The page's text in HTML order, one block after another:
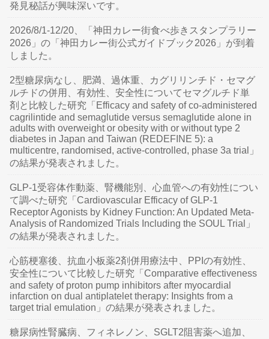
発見秘話が興味深いです。
2026/8/1-12/20、「神田カレー街食べ歩きスタンプラリー
2026」の「神田カレー街公式ガイドブック2026」が到着
しました。
2型糖尿病なし、肥満、過体重、カグリリンチド・セマグ
ルチドの併用、有効性、安全性についてセマグルチド単
剤と比較した研究「Efficacy and safety of co-administered
cagrilintide and semaglutide versus semaglutide alone in
adults with overweight or obesity with or without type 2
diabetes in Japan and Taiwan (REDEFINE 5): a
multicentre, randomised, active-controlled, phase 3a trial」
の結果が発表されました。
GLP-1受容体作動薬、腎機能別、心血管への有効性につい
て調べた研究「Cardiovascular Efficacy of GLP-1
Receptor Agonists by Kidney Function: An Updated Meta-
Analysis of Randomized Trials Including the SOUL Trial」
の結果が発表されました。
心筋梗塞後、抗血小板薬2剤併用療法中、PPIの有効性、
安全性について比較した研究「Comparative effectiveness
and safety of proton pump inhibitors after myocardial
infarction on dual antiplatelet therapy: Insights from a
target trial emulation」の結果が発表されました。
糖尿病性腎臓病、フィネレノン、SGLT2阻害薬へ追加、